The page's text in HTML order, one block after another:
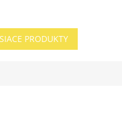
tvorbu a ochranu
hmoty.
PRODUKTY